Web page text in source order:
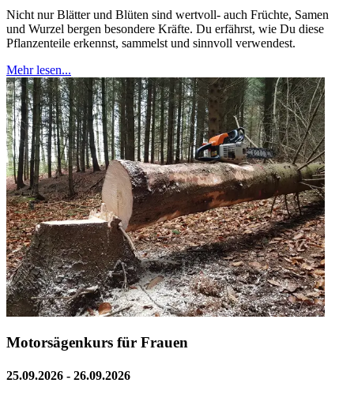
Nicht nur Blätter und Blüten sind wertvoll- auch Früchte, Samen
und Wurzel bergen besondere Kräfte. Du erfährst, wie Du diese
Pflanzenteile erkennst, sammelst und sinnvoll verwendest.
Mehr lesen...
Motorsägenkurs für Frauen
25.09.2026 - 26.09.2026